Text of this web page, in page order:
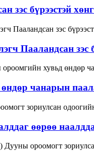
зэс бүрээстэй
Пааландсан зэс
чанарын
өөрөө